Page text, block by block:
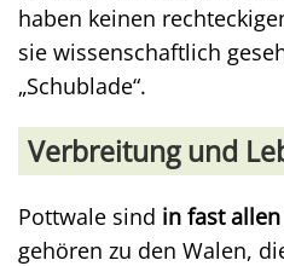
haben keinen
sie wissenschaftlich
„Schublade“.
Verbreitung und
Pottwale sind in fast
gehören zu den Walen,